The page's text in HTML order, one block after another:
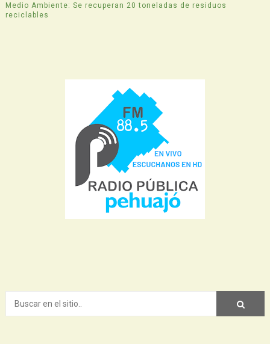
Medio Ambiente: Se recuperan 20 toneladas de residuos
reciclables